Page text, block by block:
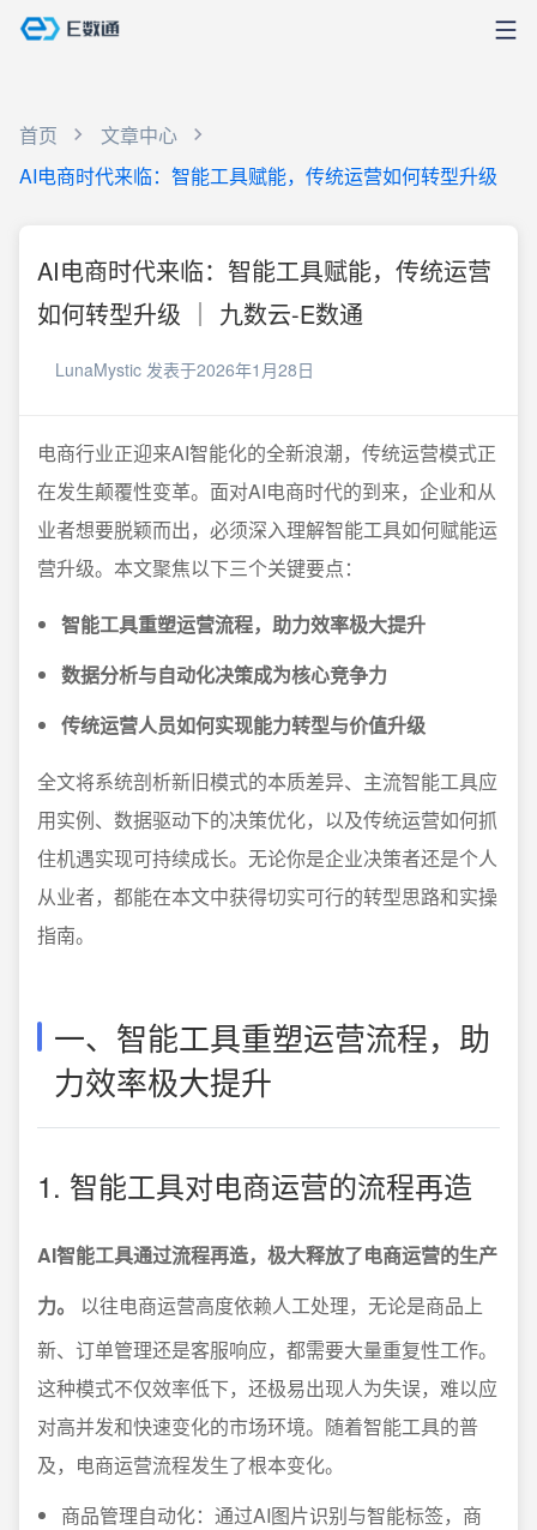
首页
文章中心
AI电商时代来临：智能工具赋能，传统运营如何转型升级
AI电商时代来临：智能工具赋能，传统运营
如何转型升级 ｜ 九数云-E数通
LunaMystic 发表于2026年1月28日
电商行业正迎来AI智能化的全新浪潮，传统运营模式正
在发生颠覆性变革。面对AI电商时代的到来，企业和从
业者想要脱颖而出，必须深入理解智能工具如何赋能运
营升级。本文聚焦以下三个关键要点：
智能工具重塑运营流程，助力效率极大提升
数据分析与自动化决策成为核心竞争力
传统运营人员如何实现能力转型与价值升级
全文将系统剖析新旧模式的本质差异、主流智能工具应
用实例、数据驱动下的决策优化，以及传统运营如何抓
住机遇实现可持续成长。无论你是企业决策者还是个人
从业者，都能在本文中获得切实可行的转型思路和实操
指南。
一、智能工具重塑运营流程，助
力效率极大提升
1. 智能工具对电商运营的流程再造
AI智能工具通过流程再造，极大释放了电商运营的生产
力。
以往电商运营高度依赖人工处理，无论是商品上
新、订单管理还是客服响应，都需要大量重复性工作。
这种模式不仅效率低下，还极易出现人为失误，难以应
对高并发和快速变化的市场环境。随着智能工具的普
及，电商运营流程发生了根本变化。
商品管理自动化：通过AI图片识别与智能标签，商